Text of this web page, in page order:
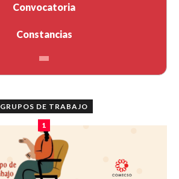
Convocatoria
Constancias
GRUPOS DE TRABAJO
1